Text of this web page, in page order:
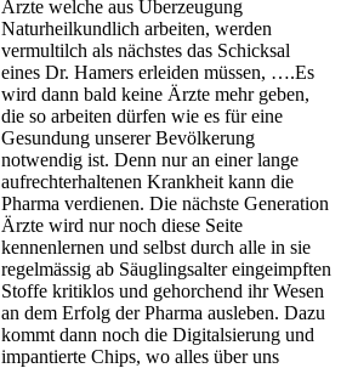
Ärzte welche aus Überzeugung
Naturheilkundlich arbeiten, werden
vermultilch als nächstes das Schicksal
eines Dr. Hamers erleiden müssen, ….Es
wird dann bald keine Ärzte mehr geben,
die so arbeiten dürfen wie es für eine
Gesundung unserer Bevölkerung
notwendig ist. Denn nur an einer lange
aufrechterhaltenen Krankheit kann die
Pharma verdienen. Die nächste Generation
Ärzte wird nur noch diese Seite
kennenlernen und selbst durch alle in sie
regelmässig ab Säuglingsalter eingeimpften
Stoffe kritiklos und gehorchend ihr Wesen
an dem Erfolg der Pharma ausleben. Dazu
kommt dann noch die Digitalsierung und
impantierte Chips, wo alles über uns